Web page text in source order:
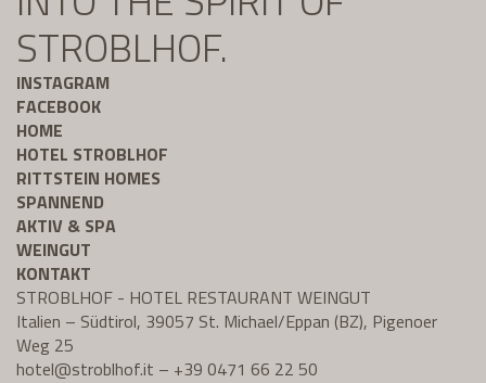
STROBLHOF.
INSTAGRAM
FACEBOOK
HOME
HOTEL STROBLHOF
RITTSTEIN HOMES
SPANNEND
AKTIV & SPA
WEINGUT
KONTAKT
STROBLHOF - HOTEL RESTAURANT WEINGUT
Italien – Südtirol, 39057 St. Michael/Eppan (BZ), Pigenoer
Weg 25
hotel@stroblhof.it – +39 0471 66 22 50